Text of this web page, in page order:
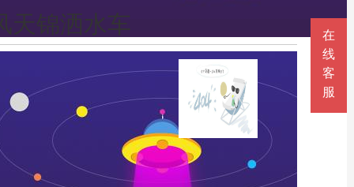
天锦洒水车
在
线
客
服